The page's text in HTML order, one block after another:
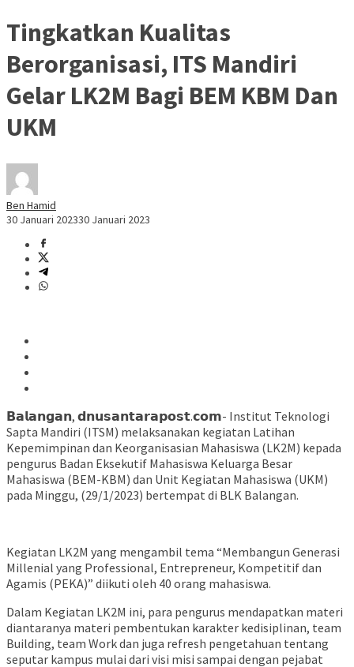
Tingkatkan Kualitas
Berorganisasi, ITS Mandiri
Gelar LK2M Bagi BEM KBM Dan
UKM
Ben Hamid
30 Januari 202330 Januari 2023
𝗕𝗮𝗹𝗮𝗻𝗴𝗮𝗻, 𝗱𝗻𝘂𝘀𝗮𝗻𝘁𝗮𝗿𝗮𝗽𝗼𝘀𝘁.𝗰𝗼𝗺- Institut Teknologi
Sapta Mandiri (ITSM) melaksanakan kegiatan Latihan
Kepemimpinan dan Keorganisasian Mahasiswa (LK2M) kepada
pengurus Badan Eksekutif Mahasiswa Keluarga Besar
Mahasiswa (BEM-KBM) dan Unit Kegiatan Mahasiswa (UKM)
pada Minggu, (29/1/2023) bertempat di BLK Balangan.
Kegiatan LK2M yang mengambil tema “Membangun Generasi
Millenial yang Professional, Entrepreneur, Kompetitif dan
Agamis (PEKA)” diikuti oleh 40 orang mahasiswa.
Dalam Kegiatan LK2M ini, para pengurus mendapatkan materi
diantaranya materi pembentukan karakter kedisiplinan, team
Building, team Work dan juga refresh pengetahuan tentang
seputar kampus mulai dari visi misi sampai dengan pejabat